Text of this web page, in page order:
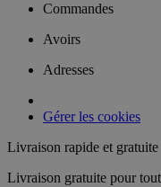
Commandes
Avoirs
Adresses
Gérer les cookies
Livraison rapide et gratuite
Livraison gratuite pour